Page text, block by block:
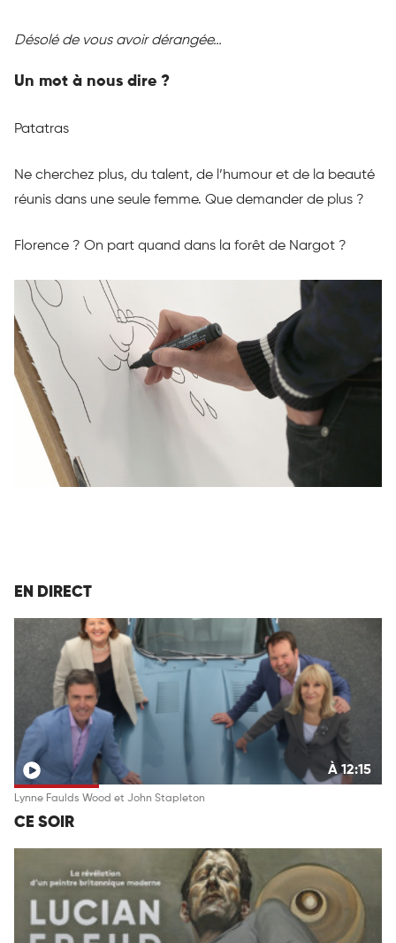
Désolé de vous avoir dérangée…
Un mot à nous dire ?
Patatras
Ne cherchez plus, du talent, de l’humour et de la beauté
réunis dans une seule femme. Que demander de plus ?
Florence ? On part quand dans la forêt de Nargot ?
EN DIRECT
À 12:15
Lynne Faulds Wood et John Stapleton
CE SOIR